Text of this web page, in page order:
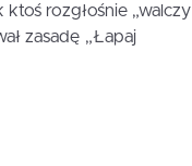
rozgłośnie „walczy
zasadę „Łapaj